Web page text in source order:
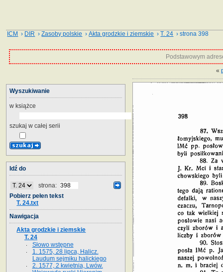
ICM › DIR ›Zasoby polskie ›Akta grodzkie i ziemskie ›T. 24 › strona 398
Podstawowym
«
Wyszukiwanie
w książce
szukaj w całej serii
Idź do
strona:
Pobierz pełen tekst
T. 24.txt
Nawigacja
Akta grodzkie i ziemskie
T. 24
Słowo wstępne
1. 1575, 28 lipca, Halicz.
Laudum sejmiku halickiego
2. 1577, 2 kwietnia, Lwów.